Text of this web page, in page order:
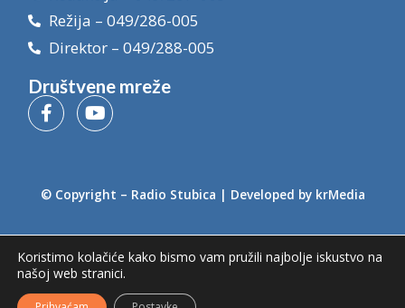
Režija – 049/286-005
Direktor – 049/288-005
Društvene mreže
© Copyright – Radio Stubica | Developed by krMedia
Koristimo kolačiće kako bismo vam pružili najbolje iskustvo na
našoj web stranici.